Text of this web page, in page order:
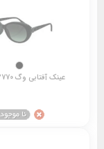
عینک آفتابی وگ vogue 2770